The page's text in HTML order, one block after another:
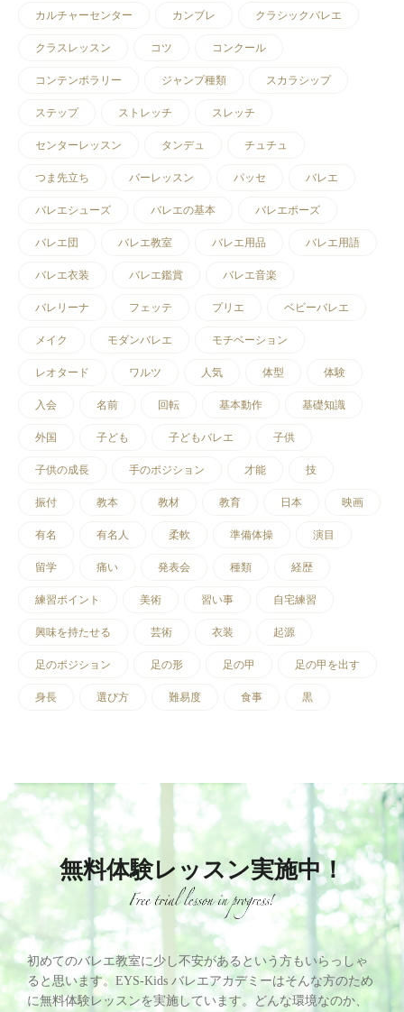
カルチャーセンター カンブレ クラシックバレエ
クラスレッスン コツ コンクール
コンテンポラリー ジャンプ種類 スカラシップ
ステップ ストレッチ スレッチ
センターレッスン タンデュ チュチュ
つま先立ち バーレッスン パッセ バレエ
バレエシューズ バレエの基本 バレエポーズ
バレエ団 バレエ教室 バレエ用品 バレエ用語
バレエ衣装 バレエ鑑賞 バレエ音楽
バレリーナ フェッテ プリエ ベビーバレエ
メイク モダンバレエ モチベーション
レオタード ワルツ 人気 体型 体験
入会 名前 回転 基本動作 基礎知識
外国 子ども 子どもバレエ 子供
子供の成長 手のポジション 才能 技
振付 教本 教材 教育 日本 映画
有名 有名人 柔軟 準備体操 演目
留学 痛い 発表会 種類 経歴
練習ポイント 美術 習い事 自宅練習
興味を持たせる 芸術 衣装 起源
足のポジション 足の形 足の甲 足の甲を出す
身長 選び方 難易度 食事 黒
無料体験レッスン実施中！
初めてのバレエ教室に少し不安があるという方もいらっしゃ
ると思います。EYS-Kids バレエアカデミーはそんな方のため
に無料体験レッスンを実施しています。どんな環境なのか、